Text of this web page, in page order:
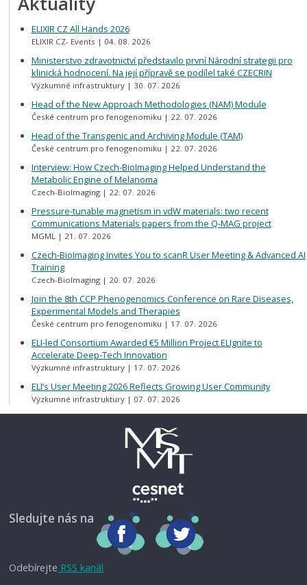
ELIXIR CZ All Hands 2026
ELIXIR CZ- Events 04. 08. 2026
Ministerstvo zdravotnictví představilo první Národní strategii pro
klinická hodnocení. Na její přípravě se podílel také CZECRIN
Výzkumné infrastruktury 30. 07. 2026
Head of the New Approach Methodologies (NAM) Module
České centrum pro fenogenomiku 22. 07. 2026
Head of the Transgenic and Archiving Module (TAM)
České centrum pro fenogenomiku 22. 07. 2026
Interview: How Czech-BioImaging Helped Understand the
Metabolic Engine of Melanoma
Czech-BioImaging 22. 07. 2026
Pressure-tunable magnetism in vdW materials: two recent
Communications Materials papers from the Q-MAG project
MGML 21. 07. 2026
Czech-BioImaging Invites You to scanR User Meeting & Advanced AI
Training
Czech-BioImaging 20. 07. 2026
Join the 8th CCP Phenogenomics Conference on Rare Diseases,
Experimental Models and Therapies
České centrum pro fenogenomiku 17. 07. 2026
ELI-led Consortium Awarded €5 Million Project ELIgnite to
Accelerate Deep-Tech Innovation
Výzkumné infrastruktury 17. 07. 2026
ELI’s User Meeting 2026 Reflects Growing User Community
Výzkumné infrastruktury 07. 07. 2026
Sledujte nás na
Odebírejte RSS kanál